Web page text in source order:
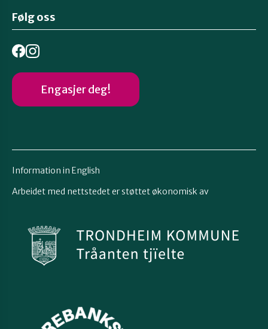
Følg oss
Engasjer deg!
Information in English
Arbeidet med nettstedet er støttet økonomisk av